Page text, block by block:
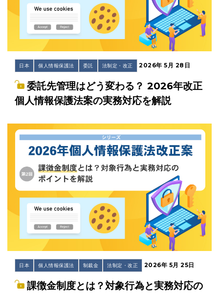
日本 個人情報保護法 委託 法制定・改正 2026年 5月 28日
委託先管理はどう変わる？ 2026年改正
個人情報保護法案の実務対応を解説
日本 個人情報保護法 制裁金 法制定・改正 2026年 5月 25日
課徴金制度とは？対象行為と実務対応の